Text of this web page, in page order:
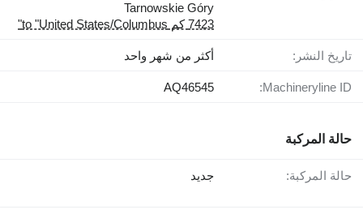
Tarnowskie Góry
7423 كم to "United States/Columbus"
تاريخ النشر: أكثر من شهر واحد
Machineryline ID:
AQ46545
حالة المركبة
حالة المركبة: جديد